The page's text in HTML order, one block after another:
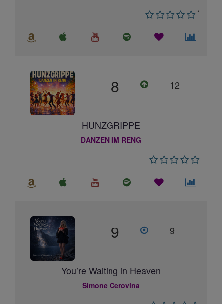
*
8 12
HUNZGRIPPE
DANZEN IM RENG
9 9
You’re Waiting in Heaven
Simone Cerovina